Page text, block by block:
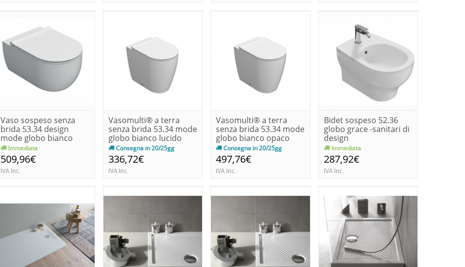
Vaso sospeso senza
brida 53.34 design
mode globo bianco
opaco
Immediata
509,96€
IVA Inc.
Vasomulti® a terra
senza brida 53.34 mode
globo bianco lucido
Consegna in 20/25gg
336,72€
IVA Inc.
Vasomulti® a terra
senza brida 53.34 mode
globo bianco opaco
Consegna in 20/25gg
497,76€
IVA Inc.
Bidet sospeso 52.36
globo grace -sanitari di
design
Immediata
287,92€
IVA Inc.